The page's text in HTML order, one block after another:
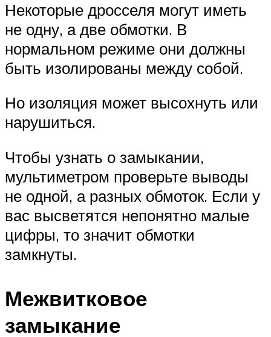
Некоторые дросселя могут иметь
не одну, а две обмотки. В
нормальном режиме они должны
быть изолированы между собой.
Но изоляция может высохнуть или
нарушиться.
Чтобы узнать о замыкании,
мультиметром проверьте выводы
не одной, а разных обмоток. Если у
вас высветятся непонятно малые
цифры, то значит обмотки
замкнуты.
Межвитковое
замыкание